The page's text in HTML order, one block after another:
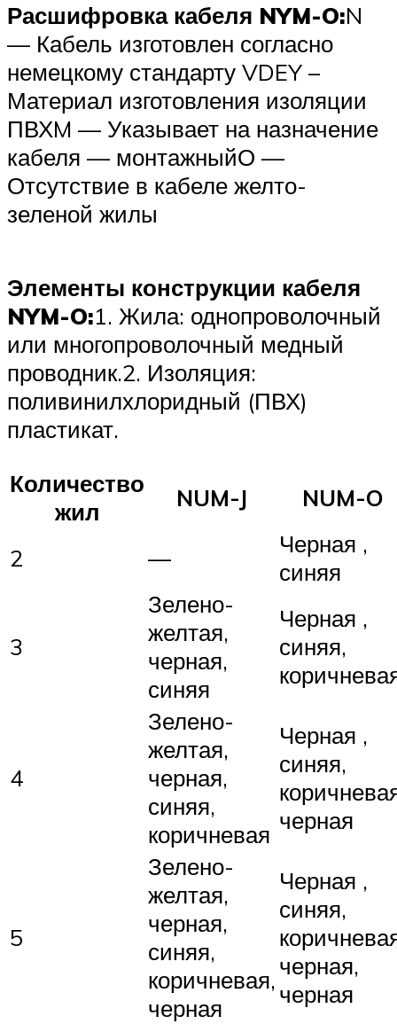
Расшифровка кабеля NYM-O:N
— Кабель изготовлен согласно
немецкому стандарту VDEY –
Материал изготовления изоляции
ПВХM — Указывает на назначение
кабеля — монтажныйО —
Отсутствие в кабеле желто-
зеленой жилы
Элементы конструкции кабеля
NYM-O:1. Жила: однопроволочный
или многопроволочный медный
проводник.2. Изоляция:
поливинилхлоридный (ПВХ)
пластикат.
Количество
жил
NUM-J NUM-O
2 —
Черная ,
синяя
3
Зелено-
желтая,
черная,
синяя
Черная ,
синяя,
4
Зелено-
желтая,
черная,
синяя,
коричневая
Черная ,
синяя,
черная
5
Зелено-
желтая,
черная,
синяя,
коричневая,
черная
Черная ,
синяя,
черная,
черная